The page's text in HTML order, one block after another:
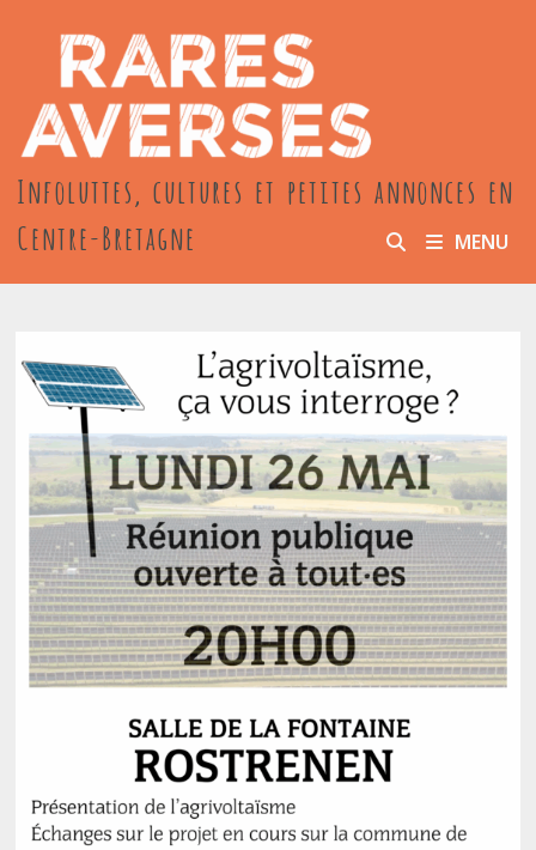
contenu
Infoluttes, cultures et petites annonces en
Centre-Bretagne
MENU